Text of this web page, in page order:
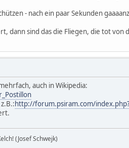
- nach ein paar Sekunden
dann sind das die Fliegen, die tot von
auch in Wikipedia:
http://forum.psiram.com/
(Josef Schwejk)